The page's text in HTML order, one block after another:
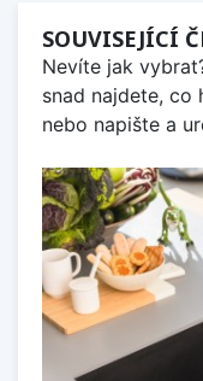
SOUVISEJÍCÍ
Nevíte jak
snad najdete, co
nebo napište a